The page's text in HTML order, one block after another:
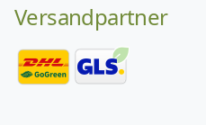
Versandpartner